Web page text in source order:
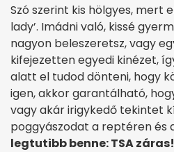
Szó szerint kis hölgyes, mert
lady’. Imádni való, kissé
nagyon beleszeretsz, vagy
kifejezetten egyedi kinézet,
alatt el tudod dönteni, hogy
igen, akkor garantálható,
vagy akár irigykedő tekintet
poggyászodat a reptéren és
legtutibb benne: TSA záras!